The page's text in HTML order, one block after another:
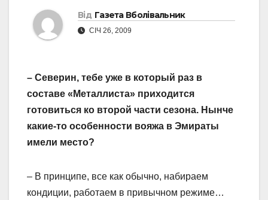
Від Газета Вболівальник
СІЧ 26, 2009
– Северин, тебе уже в который раз в
составе «Металлиста» приходится
готовиться ко второй части сезона. Нынче
какие-то особенности вояжа в Эмираты
имели место?
– В принципе, все как обычно, набираем
кондиции, работаем в привычном режиме…